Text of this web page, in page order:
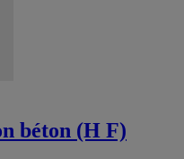
béton (H F)